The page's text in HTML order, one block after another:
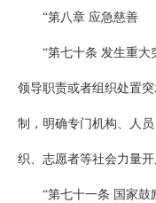
“第八章 应急慈善
“第七十条 发生重
领导职责或者组织处置
制，明确专门机构、人
织、志愿者等社会力量开
“第七十一条 国家